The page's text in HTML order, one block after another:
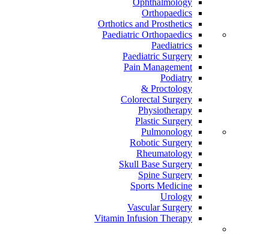
Orthopaedics
Orthotics and Prosthetics
Paediatric Orthopaedics
Paediatrics
Paediatric Surgery
Pain Management
Podiatry
Proctology &
Colorectal Surgery
Physiotherapy
Plastic Surgery
Pulmonology
Robotic Surgery
Rheumatology
Skull Base Surgery
Spine Surgery
Sports Medicine
Urology
Vascular Surgery
Vitamin Infusion Therapy